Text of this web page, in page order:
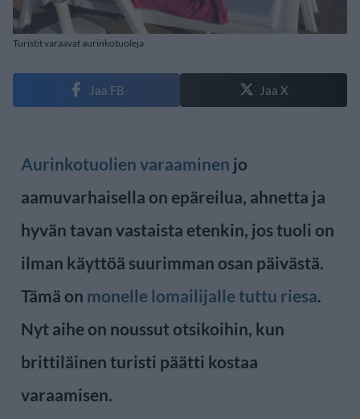
Turistit varaavat aurinkotuoleja
Jaa FB Jaa X
Aurinkotuolien varaaminen jo
aamuvarhaisella on epäreilua, ahnetta ja
hyvän tavan vastaista etenkin, jos tuoli on
ilman käyttöä suurimman osan päivästä.
Tämä on monelle lomailijalle tuttu riesa.
Nyt aihe on noussut otsikoihin, kun
brittiläinen turisti päätti kostaa
varaamisen.